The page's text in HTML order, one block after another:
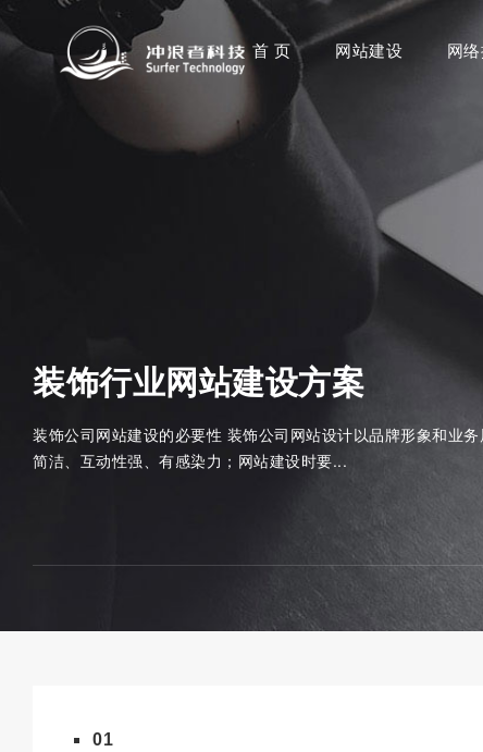
首 页 网站建设 网
装饰行业网站建设方案
装饰公司网站建设的必要性 装饰公司网站设计以品牌形象和业
简洁、互动性强、有感染力；网站建设时要...
01